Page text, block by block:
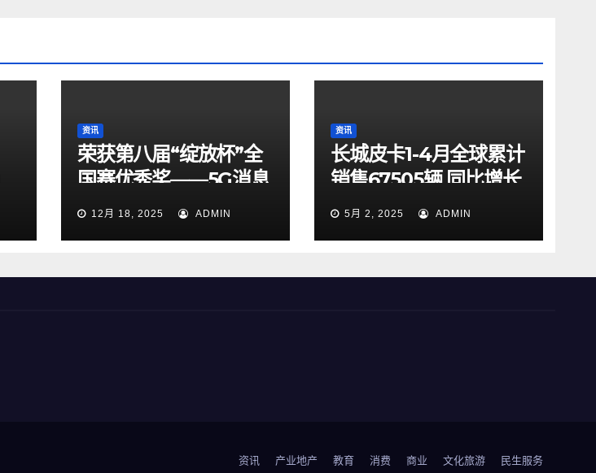
资讯
荣获第八届“绽放杯”全
国赛优秀奖——5G消息
+AI赋能，提升外籍来
12月 18, 2025 ADMIN
资讯
长城皮卡1-4月全球累计
销售67505辆 同比增长
9.7% 蝉联中国皮卡销
5月 2, 2025 ADMIN
资讯 产业地产 教育 消费 商业 文化旅游 民生服务